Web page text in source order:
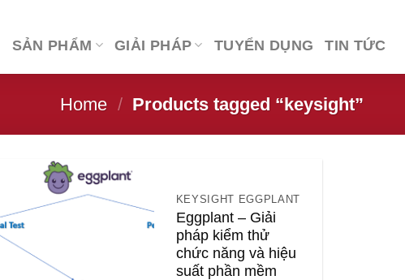
SẢN PHẨM GIẢI PHÁP TUYỂN DỤNG TIN TỨC
Home / Products tagged “keysight”
KEYSIGHT EGGPLANT
Eggplant – Giải
pháp kiểm thử
chức năng và hiệu
suất phần mềm